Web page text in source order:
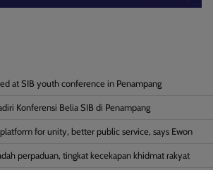
at SIB youth conference in Penampang
Konferensi Belia SIB di Penampang
for unity, better public service, says Ewon
perpaduan, tingkat kecekapan khidmat rakyat